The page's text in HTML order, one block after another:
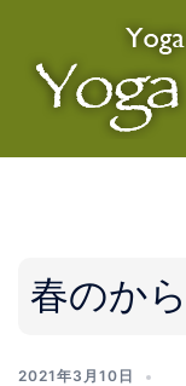
春のか
2021年3月10日